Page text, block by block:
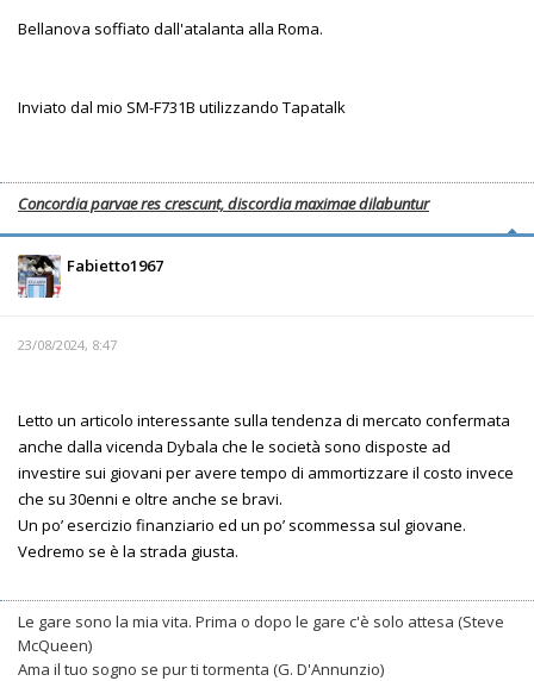
Bellanova soffiato dall'atalanta alla Roma.
Inviato dal mio SM-F731B utilizzando Tapatalk
Concordia parvae res crescunt, discordia maximae dilabuntur
Fabietto1967
23/08/2024, 8:47
Letto un articolo interessante sulla tendenza di mercato confermata
anche dalla vicenda Dybala che le società sono disposte ad
investire sui giovani per avere tempo di ammortizzare il costo invece
che su 30enni e oltre anche se bravi.
Un po’ esercizio finanziario ed un po’ scommessa sul giovane.
Vedremo se è la strada giusta.
Le gare sono la mia vita. Prima o dopo le gare c'è solo attesa (Steve
McQueen)
Ama il tuo sogno se pur ti tormenta (G. D'Annunzio)